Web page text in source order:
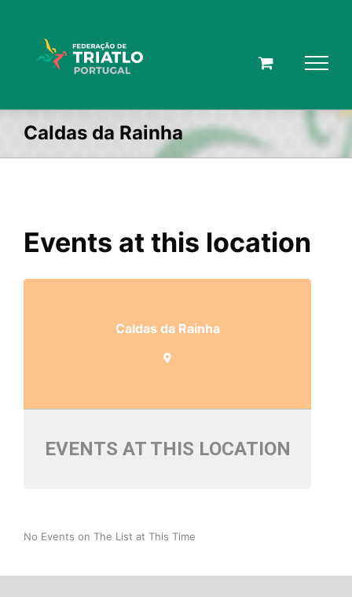
Caldas da Rainha
Events at this location
Caldas da Rainha
EVENTS AT THIS LOCATION
No Events on The List at This Time